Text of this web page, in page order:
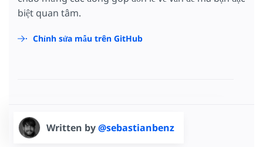
biệt quan tâm.
Chỉnh sửa mẫu trên GitHub
Written by@sebastianbenz